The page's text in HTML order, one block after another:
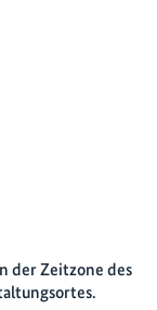
der Zeitzone des